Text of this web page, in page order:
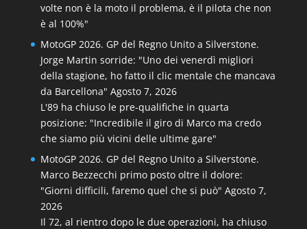
volte non è la moto il problema, è il pilota che non
è al 100%"
MotoGP 2026. GP del Regno Unito a Silverstone.
Jorge Martin sorride: "Uno dei venerdì migliori
della stagione, ho fatto il clic mentale che mancava
da Barcellona" Agosto 7, 2026
L'89 ha chiuso le pre-qualifiche in quarta
posizione: "Incredibile il giro di Marco ma credo
che siamo più vicini delle ultime gare"
MotoGP 2026. GP del Regno Unito a Silverstone.
Marco Bezzecchi primo posto oltre il dolore:
"Giorni difficili, faremo quel che si può" Agosto 7,
2026
Il 72, al rientro dopo le due operazioni, ha chiuso